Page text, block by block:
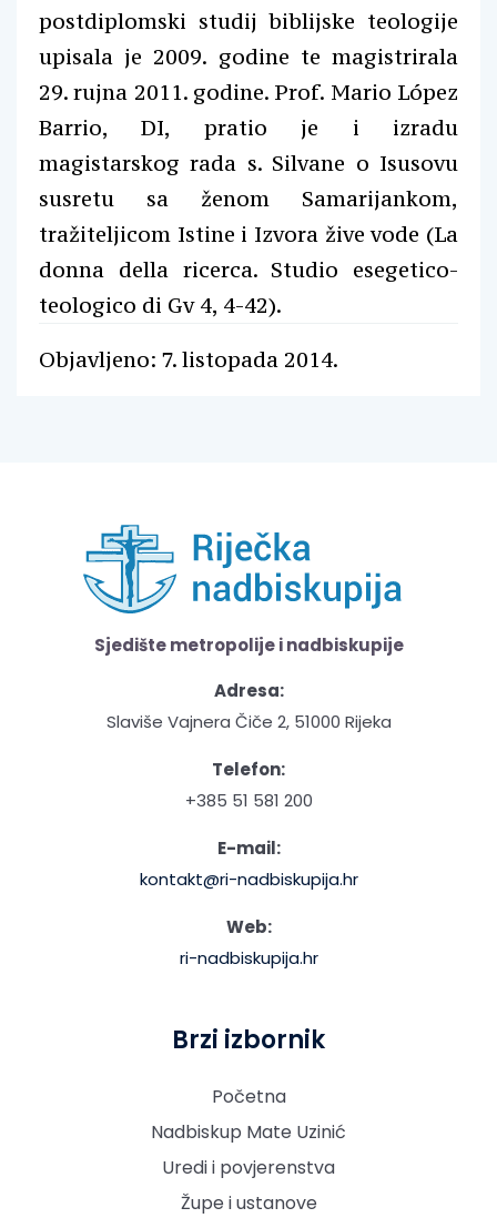
postdiplomski studij biblijske teologije
upisala je 2009. godine te magistrirala
29. rujna 2011. godine. Prof. Mario López
Barrio, DI, pratio je i izradu
magistarskog rada s. Silvane o Isusovu
susretu sa ženom Samarijankom,
tražiteljicom Istine i Izvora žive vode (La
donna della ricerca. Studio esegetico-
teologico di Gv 4, 4-42).
Objavljeno: 7. listopada 2014.
Sjedište metropolije i nadbiskupije
Adresa:
Slaviše Vajnera Čiče 2, 51000 Rijeka
Telefon:
+385 51 581 200
E-mail:
kontakt@ri-nadbiskupija.hr
Web:
ri-nadbiskupija.hr
Brzi izbornik
Početna
Nadbiskup Mate Uzinić
Uredi i povjerenstva
Župe i ustanove